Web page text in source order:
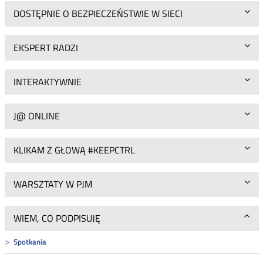
DOSTĘPNIE O BEZPIECZEŃSTWIE W SIECI
EKSPERT RADZI
INTERAKTYWNIE
J@ ONLINE
KLIKAM Z GŁOWĄ #KEEPCTRL
WARSZTATY W PJM
WIEM, CO PODPISUJĘ
Spotkania